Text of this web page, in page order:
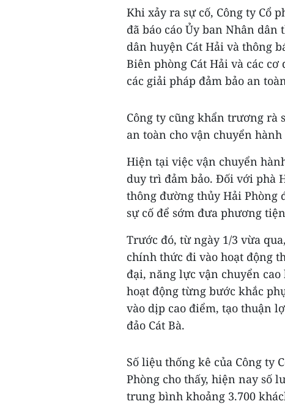
Khi xảy ra sự cố, Công ty Cổ
đã báo cáo Ủy ban Nhân dân
dân huyện Cát Hải và thông
Biên phòng Cát Hải và các
các giải pháp đảm bảo an
Công ty cũng khẩn trương rà
an toàn cho vận chuyển hành
Hiện tại việc vận chuyển
duy trì đảm bảo. Đối với phà
thông đường thủy Hải
sự cố để sớm đưa phương
Trước đó, từ ngày 1/3 vừa
chính thức đi vào hoạt động
đại, năng lực vận chuyển
hoạt động từng bước khắc
vào dịp cao điểm, tạo thuận
đảo Cát Bà.
Số liệu thống kê của Công ty
Phòng cho thấy, hiện nay số
trung bình khoảng 3.700